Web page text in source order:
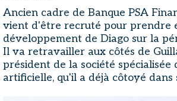
Ancien cadre de Banque PSA
vient d'être recruté pour prendre
développement de Diago sur la
Il va retravailler aux côtés de
président de la société spécialisée
artificielle, qu'il a déjà côtoyé dans